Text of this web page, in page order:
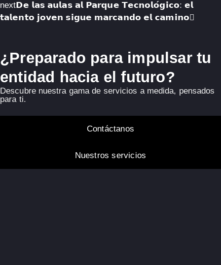
next𝗗𝗲 𝗹𝗮𝘀 𝗮𝘂𝗹𝗮𝘀 𝗮𝗹 𝗣𝗮𝗿𝗾𝘂𝗲 𝗧𝗲𝗰𝗻𝗼𝗹𝗼́𝗴𝗶𝗰𝗼: 𝗲𝗹
𝘁𝗮𝗹𝗲𝗻𝘁𝗼 𝗷𝗼𝘃𝗲𝗻 𝘀𝗶𝗴𝘂𝗲 𝗺𝗮𝗿𝗰𝗮𝗻𝗱𝗼 𝗲𝗹 𝗰𝗮𝗺𝗶𝗻𝗼
¿Preparado para impulsar tu
entidad hacia el futuro?
Descubre nuestra gama de servicios a medida, pensados
para ti.
Contáctanos
Nuestros servicios